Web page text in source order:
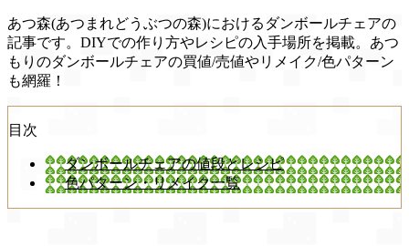
あつ森(あつまれどうぶつの森)におけるダンボールチェアの
記事です。DIYでの作り方やレシピの入手場所を掲載。あつ
もりのダンボールチェアの買値/売値やリメイク/色パターン
も網羅！
目次
ダンボールチェアの値段とレシピ
色パターン・リメイク一覧